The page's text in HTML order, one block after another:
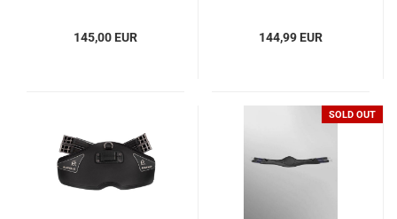
145,00 EUR 144,99 EUR
SOLD OUT